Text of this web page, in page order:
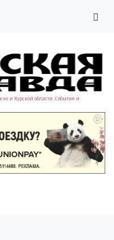
и Курской области. События и